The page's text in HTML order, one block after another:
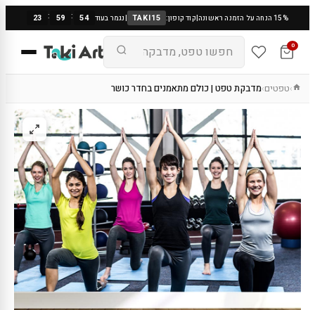
15% הנחה על הזמנה ראשונה |קוד קופון: TAKI15
|נגמר בעוד 23 : 59 : 53
0
›טפטים›מדבקת טפט | כולם מתאמנים בחדר כושר